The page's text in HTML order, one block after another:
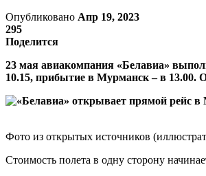
Опубликовано Апр 19, 2023
295
Поделится
23 мая авиакомпания «Белавиа»
10.15, прибытие в Мурманск – в 13.00.
Фото из открытых источников
Стоимость полета в одну сторону